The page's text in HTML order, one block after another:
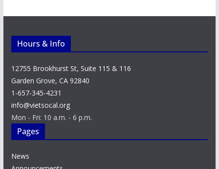
Hours & Info
12755 Brookhurst St, Suite 115 & 116
Garden Grove, CA 92840
1-657-345-4231
info@vietsocal.org
Mon - Fri: 10 a.m. - 6 p.m.
Pages
News